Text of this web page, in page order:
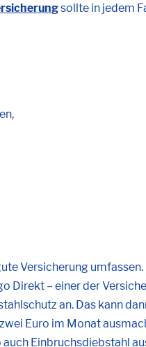
sollte in jedem
Versicherung
Direkt – einer der
an. Das kann
Euro im Monat
Einbruchsdiebstahl